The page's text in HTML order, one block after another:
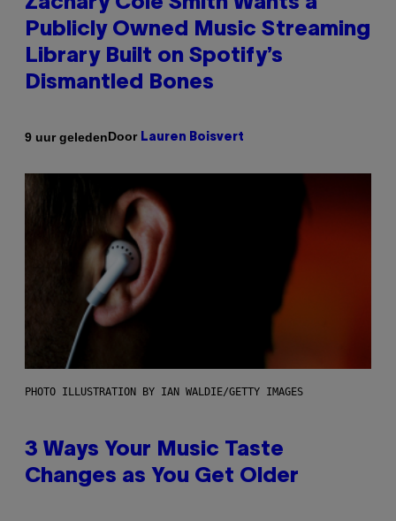
Publicly Owned Music Streaming
Library Built on Spotify’s
Dismantled Bones
9 uur geledenDoor Lauren Boisvert
PHOTO ILLUSTRATION BY IAN WALDIE/GETTY IMAGES
3 Ways Your Music Taste
Changes as You Get Older